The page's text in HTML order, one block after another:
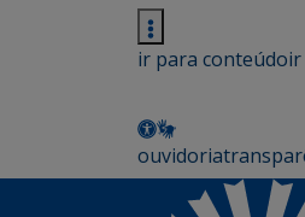
ir para conteúdoir
ouvidoria